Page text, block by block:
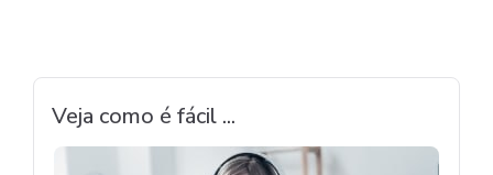
Veja como é fácil ...